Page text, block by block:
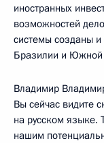
иностранных
возможностей
системы созданы
Бразилии и Южной
Владимир
Вы сейчас видите
на русском языке.
нашим